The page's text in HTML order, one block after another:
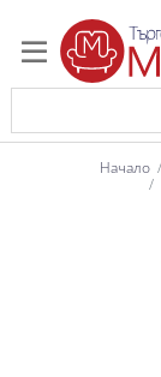
Начало